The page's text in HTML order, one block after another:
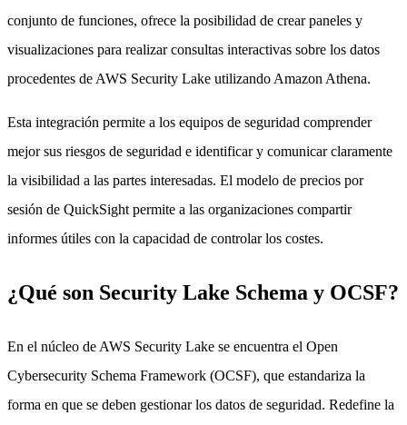
conjunto de funciones, ofrece la posibilidad de crear paneles y
visualizaciones para realizar consultas interactivas sobre los datos
procedentes de AWS Security Lake utilizando Amazon Athena.
Esta integración permite a los equipos de seguridad comprender
mejor sus riesgos de seguridad e identificar y comunicar claramente
la visibilidad a las partes interesadas. El modelo de precios por
sesión de QuickSight permite a las organizaciones compartir
informes útiles con la capacidad de controlar los costes.
¿Qué son Security Lake Schema y OCSF?
En el núcleo de AWS Security Lake se encuentra el Open
Cybersecurity Schema Framework (OCSF), que estandariza la
forma en que se deben gestionar los datos de seguridad. Redefine la